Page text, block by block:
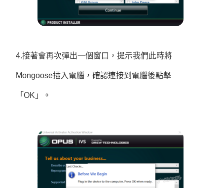
4.接著會再次彈出一個窗口，提示我們此時將
Mongoose插入電腦，確認連接到電腦後點擊
「OK」。